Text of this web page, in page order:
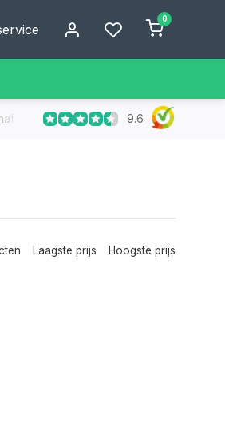
0
€75 - Geen verzendkosten bij
9.6
Laagste prijs Hoogste prijs